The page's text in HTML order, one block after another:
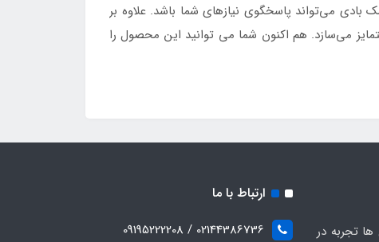
می‌تواند پاسخگوی نیازهای شما باشد. علاوه بر
می‌سازد. هم اکنون شما می توانید این محصول را
تجربه در
ارتباط با ما
02144386736 / 09195222208